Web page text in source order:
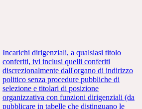
Incarichi dirigenziali, a qualsiasi titolo
conferiti, ivi inclusi quelli conferiti
discrezionalmente dall'organo di indirizzo
politico senza procedure pubbliche di
selezione e titolari di posizione
organizzativa con funzioni dirigenziali (da
pubblicare in tabelle che distinguano le